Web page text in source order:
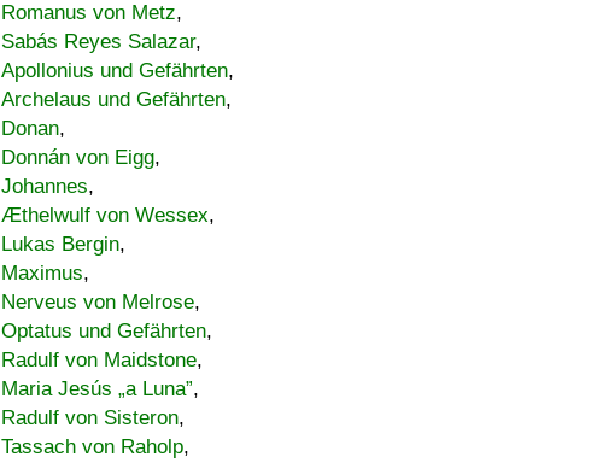
Romanus von Metz,
Sabás Reyes Salazar,
Apollonius und Gefährten,
Archelaus und Gefährten,
Donan,
Donnán von Eigg,
Johannes,
Æthelwulf von Wessex,
Lukas Bergin,
Maximus,
Nerveus von Melrose,
Optatus und Gefährten,
Radulf von Maidstone,
Maria Jesús „a Luna”,
Radulf von Sisteron,
Tassach von Raholp,